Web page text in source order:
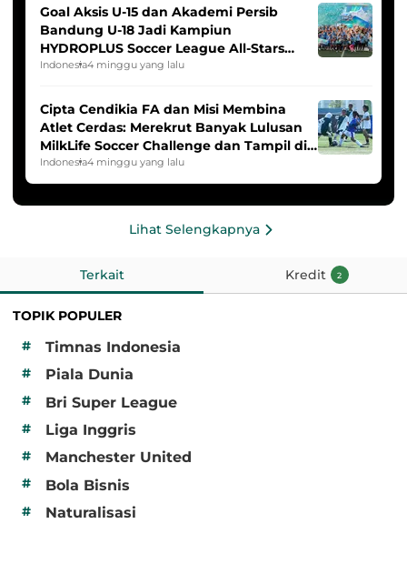
Goal Aksis U-15 dan Akademi Persib
Bandung U-18 Jadi Kampiun
HYDROPLUS Soccer League All-Stars
2025/2026
Indonesia4 minggu yang lalu
Cipta Cendikia FA dan Misi Membina
Atlet Cerdas: Merekrut Banyak Lulusan
MilkLife Soccer Challenge dan Tampil di
HYDROPLUS Soccer League
Indonesia4 minggu yang lalu
Lihat Selengkapnya
Terkait Kredit 2
TOPIK POPULER
#
Timnas Indonesia
# Piala Dunia
# Bri Super League
# Liga Inggris
# Manchester United
# Bola Bisnis
# Naturalisasi